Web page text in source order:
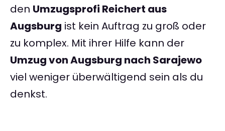
den Umzugsprofi Reichert aus
Augsburg ist kein Auftrag zu groß oder
zu komplex. Mit ihrer Hilfe kann der
Umzug von Augsburg nach Sarajewo
viel weniger überwältigend sein als du
denkst.